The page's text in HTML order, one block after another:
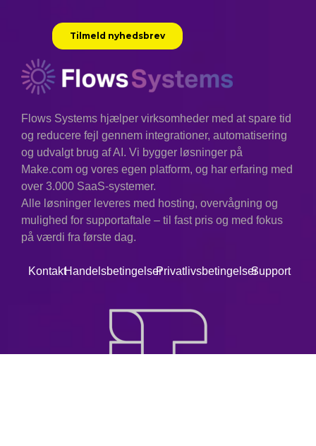
Flows Systems hjælper virksomheder med at spare tid
og reducere fejl gennem integrationer, automatisering
og udvalgt brug af AI. Vi bygger løsninger på
Make.com og vores egen platform, og har erfaring med
over 3.000 SaaS-systemer.
Alle løsninger leveres med hosting, overvågning og
mulighed for supportaftale – til fast pris og med fokus
på værdi fra første dag.
KontaktHandelsbetingelserPrivatlivsbetingelserSupport